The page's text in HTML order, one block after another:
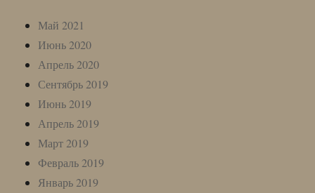
Май 2021
Июнь 2020
Апрель 2020
Сентябрь 2019
Июнь 2019
Апрель 2019
Март 2019
Февраль 2019
Январь 2019